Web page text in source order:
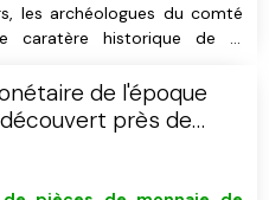
les archéologues du comté
caratère historique de la
de l'époque
près de